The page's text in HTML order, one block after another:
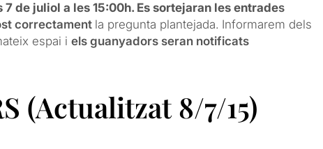
de juliol a les 15:00h. Es sortejaran les entrades
correctament la pregunta plantejada. Informarem dels
espai i els guanyadors seran notificats
(Actualitzat 8/7/15)